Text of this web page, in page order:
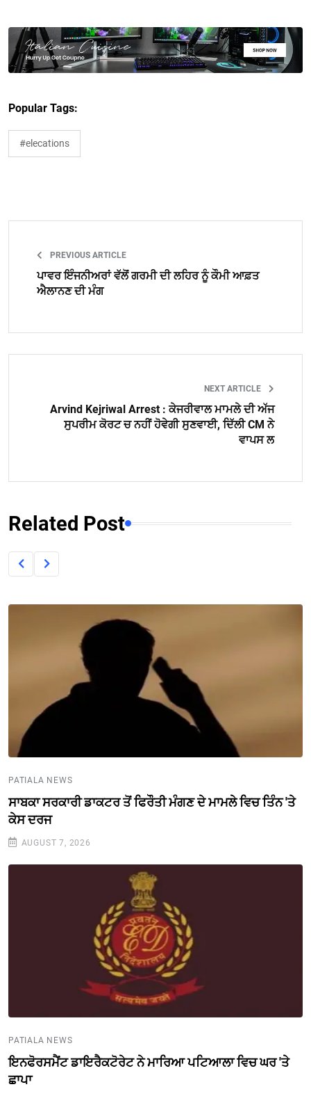
Popular Tags:
#elecations
PREVIOUS ARTICLE
ਪਾਵਰ ਇੰਜਨੀਅਰਾਂ ਵੱਲੋਂ ਗਰਮੀ ਦੀ ਲਹਿਰ ਨੂੰ ਕੌਮੀ ਆਫ਼ਤ
ਐਲਾਨਣ ਦੀ ਮੰਗ
NEXT ARTICLE
Arvind Kejriwal Arrest : ਕੇਜਰੀਵਾਲ ਮਾਮਲੇ ਦੀ ਅੱਜ
ਸੁਪਰੀਮ ਕੋਰਟ ਚ ਨਹੀਂ ਹੋਵੇਗੀ ਸੁਣਵਾਈ, ਦਿੱਲੀ CM ਨੇ
ਵਾਪਸ ਲ
Related Post
PATIALA NEWS
ਸਾਬਕਾ ਸਰਕਾਰੀ ਡਾਕਟਰ ਤੋਂ ਫਿਰੌਤੀ ਮੰਗਣ ਦੇ ਮਾਮਲੇ ਵਿਚ ਤਿੰਨ 'ਤੇ
ਕੇਸ ਦਰਜ
AUGUST 7, 2026
PATIALA NEWS
ਇਨਫੋਰਸਮੈਂਟ ਡਾਇਰੈਕਟੋਰੇਟ ਨੇ ਮਾਰਿਆ ਪਟਿਆਲਾ ਵਿਚ ਘਰ 'ਤੇ
ਛਾਪਾ